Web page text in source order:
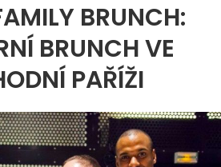
BRUNCH:
BRUNCH VE
PAŘÍŽI